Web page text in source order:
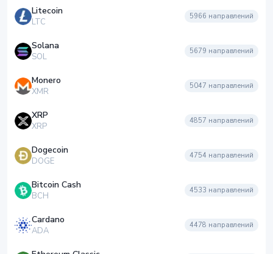
Litecoin
LTC
5966 направлений
Solana
SOL
5679 направлений
Monero
XMR
5047 направлений
XRP
XRP
4857 направлений
Dogecoin
DOGE
4754 направлений
Bitcoin Cash
BCH
4533 направлений
Cardano
ADA
4478 направлений